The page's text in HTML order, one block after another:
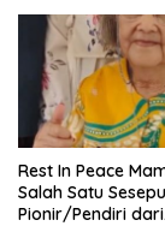
Rest In Peace
Salah Satu
Pionir/Pendiri dari